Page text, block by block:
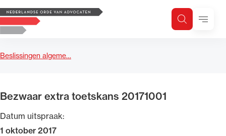
Logo, to the homepage
ZoekenMenu
Beslissingen algeme…
Bezwaar extra toetskans 20171001
Datum uitspraak:
1 oktober 2017
Zoeken
Zoek op trefwoord